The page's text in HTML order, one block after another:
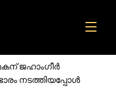
ജഹാംഗീർ
നടത്തിയപ്പോൾ